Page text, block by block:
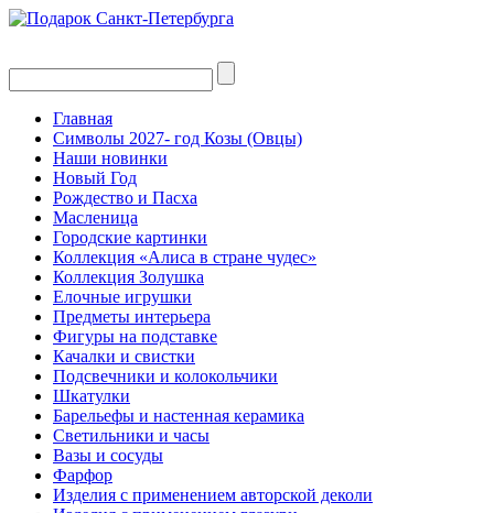
Главная
Символы 2027- год Козы (Овцы)
Наши новинки
Новый Год
Рождество и Пасха
Масленица
Городские картинки
Коллекция «Алиса в стране чудес»
Коллекция Золушка
Елочные игрушки
Предметы интерьера
Фигуры на подставке
Качалки и свистки
Подсвечники и колокольчики
Шкатулки
Барельефы и настенная керамика
Светильники и часы
Вазы и сосуды
Фарфор
Изделия с применением авторской деколи